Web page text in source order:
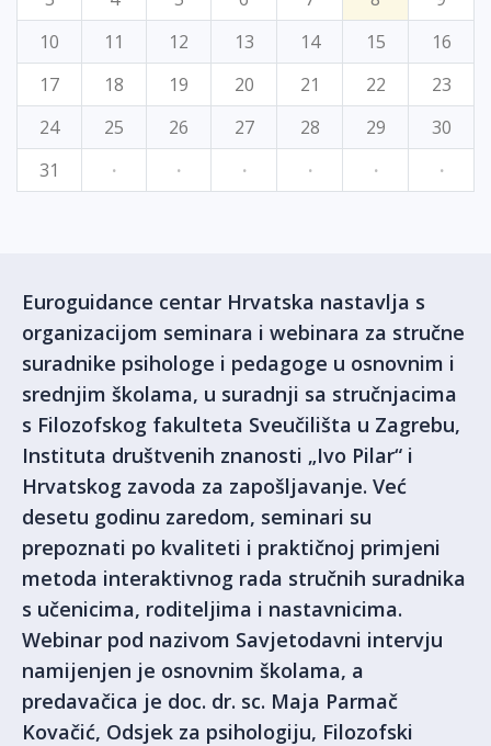
10
11 12 13 14 15
16
17
18 19 20 21 22
23
24
25 26 27 28 29
30
31
· · · · · ·
Euroguidance centar Hrvatska nastavlja s
organizacijom seminara i webinara za stručne
suradnike psihologe i pedagoge u osnovnim i
srednjim školama, u suradnji sa stručnjacima
s Filozofskog fakulteta Sveučilišta u Zagrebu,
Instituta društvenih znanosti „Ivo Pilar“ i
Hrvatskog zavoda za zapošljavanje. Već
desetu godinu zaredom, seminari su
prepoznati po kvaliteti i praktičnoj primjeni
metoda interaktivnog rada stručnih suradnika
s učenicima, roditeljima i nastavnicima.
Webinar pod nazivom Savjetodavni intervju
namijenjen je osnovnim školama, a
predavačica je doc. dr. sc. Maja Parmač
Kovačić, Odsjek za psihologiju, Filozofski